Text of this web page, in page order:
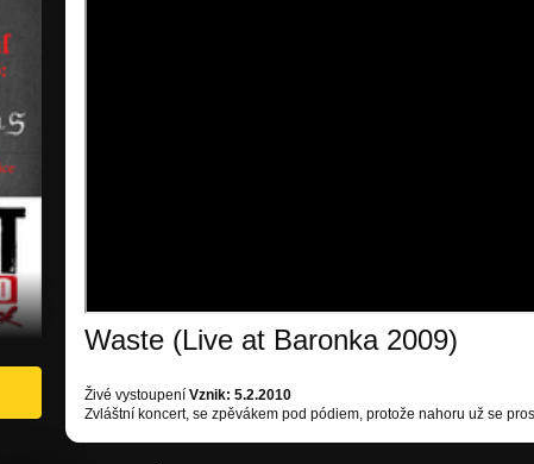
Waste (Live at Baronka 2009)
Živé vystoupení Vznik: 5.2.2010
Zvláštní koncert, se zpěvákem pod pódiem, protože nahoru už se